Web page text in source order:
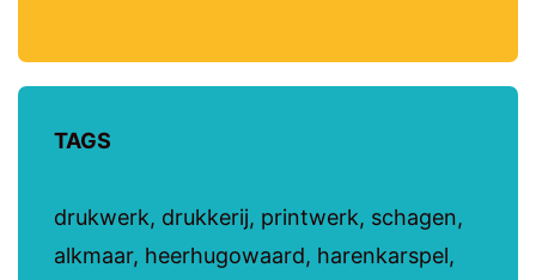
TAGS
drukwerk, drukkerij, printwerk, schagen,
alkmaar, heerhugowaard, harenkarspel,